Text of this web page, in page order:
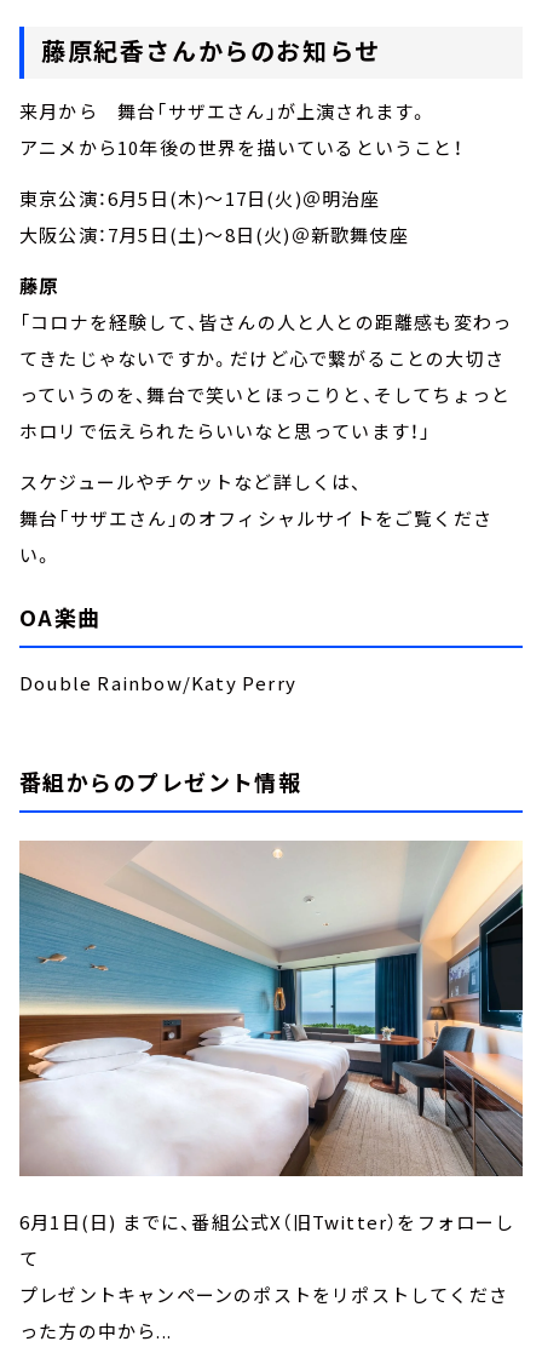
藤原紀香さんからのお知らせ
来月から 舞台「サザエさん」が上演されます。
アニメから10年後の世界を描いているということ！
東京公演：6月5日(木)～17日(火)＠明治座
大阪公演：7月5日(土)～8日(火)＠新歌舞伎座
藤原
「コロナを経験して、皆さんの人と人との距離感も変わっ
てきたじゃないですか。だけど心で繋がることの大切さ
っていうのを、舞台で笑いとほっこりと、そしてちょっと
ホロリで伝えられたらいいなと思っています！」
スケジュールやチケットなど詳しくは、
舞台「サザエさん」のオフィシャルサイトをご覧くださ
い。
OA楽曲
Double Rainbow/Katy Perry
番組からのプレゼント情報
6月1日(日) までに、番組公式X（旧Twitter）をフォローし
て
プレゼントキャンペーンのポストをリポストしてくださ
った方の中から...